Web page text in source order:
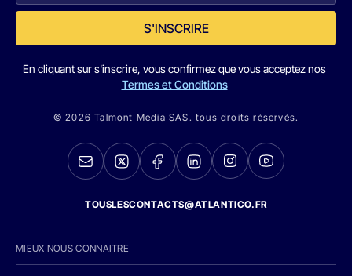
S'INSCRIRE
En cliquant sur s'inscrire, vous confirmez que vous acceptez nos
Termes et Conditions
© 2026 Talmont Media SAS. tous droits réservés.
TOUSLESCONTACTS@ATLANTICO.FR
MIEUX NOUS CONNAITRE